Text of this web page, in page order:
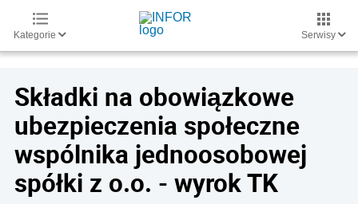
Kategorie Serwisy
Składki na obowiązkowe
ubezpieczenia społeczne
wspólnika jednoosobowej
spółki z o.o. - wyrok TK